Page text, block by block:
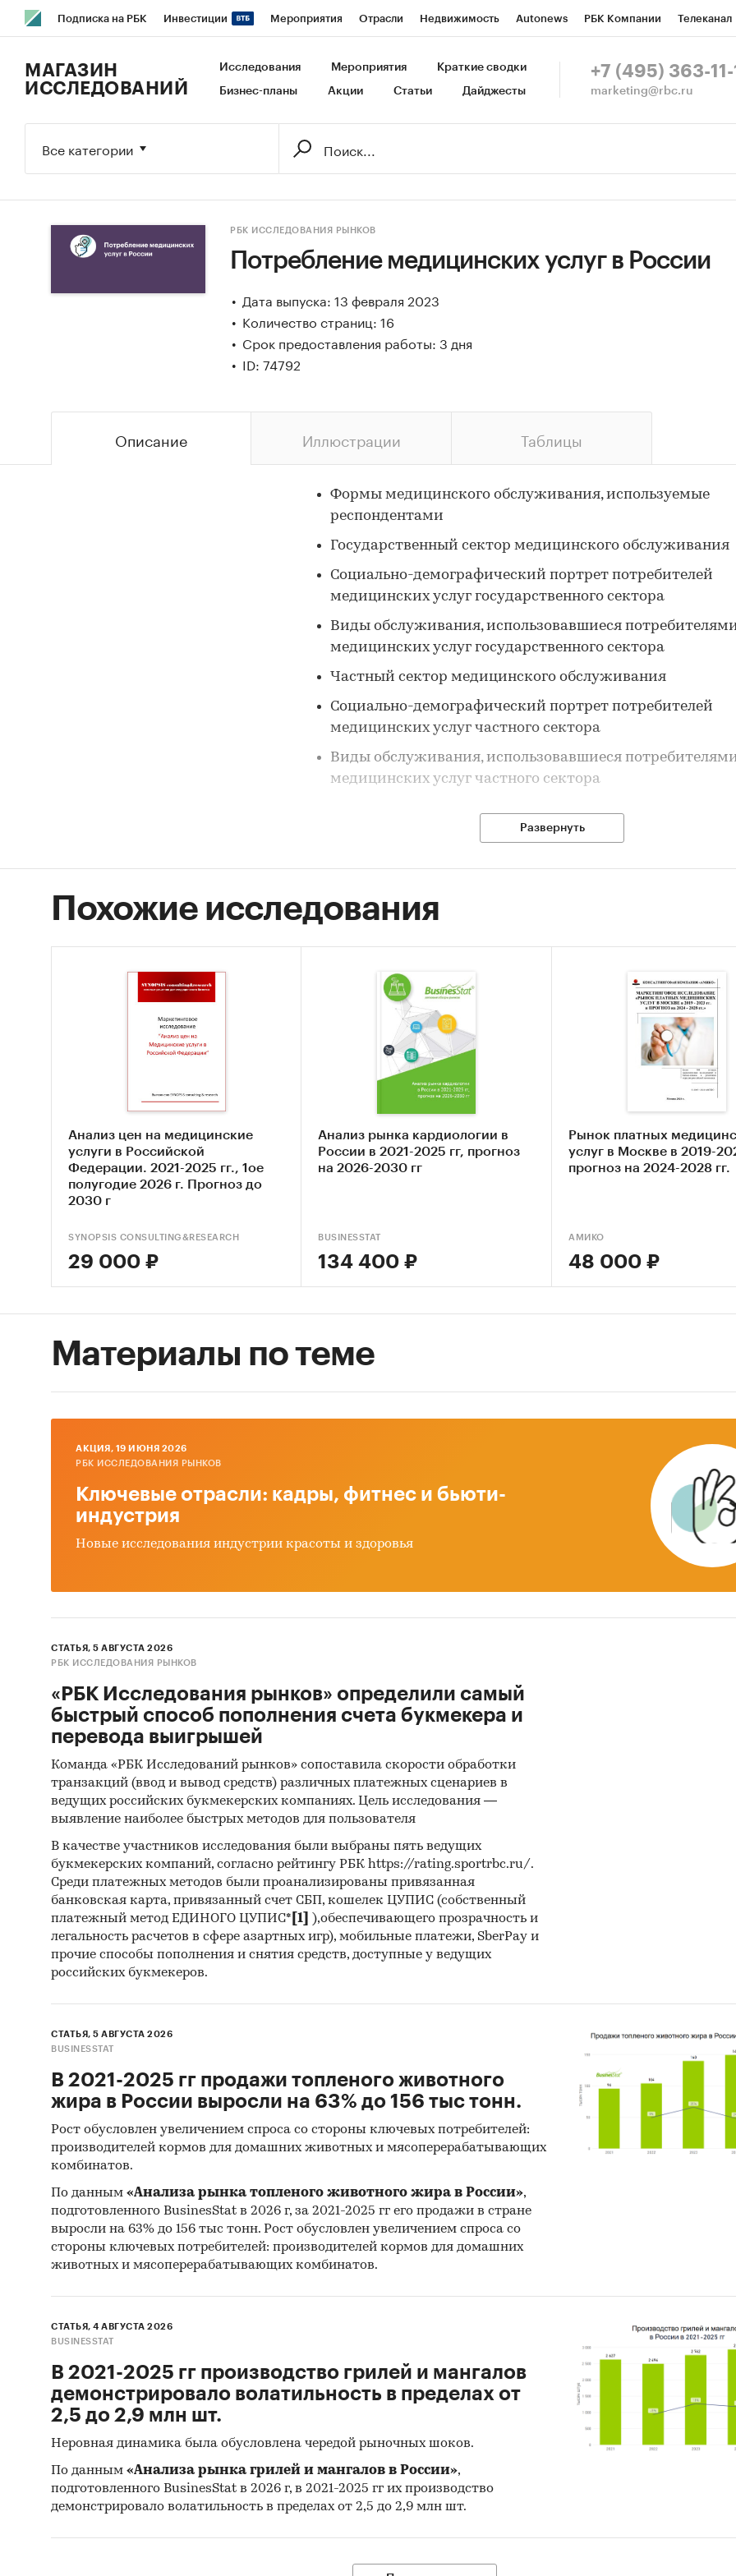
Подписка на РБК Инвестиции Мероприятия Отрасли Недвижимость Autonews РБК Компании Телеканал
Исследования Кредитные рейтинги Франшизы Газета Спецпроекты СПб Конференции СПб Спецпроекты
МАГАЗИН
ИССЛЕДОВАНИЙ
Исследования Мероприятия Краткие сводки
Бизнес-планы Акции Статьи Дайджесты
+7 (495) 363-11-
marketing@rbc.ru
Все категории
РБК ИССЛЕДОВАНИЯ РЫНКОВ
Потребление медицинских услуг в России
Дата выпуска: 13 февраля 2023
Количество страниц: 16
Срок предоставления работы: 3 дня
ID: 74792
Описание Иллюстрации Таблицы
Формы медицинского обслуживания, используемые
респондентами
Государственный сектор медицинского обслуживания
Социально-демографический портрет потребителей
медицинских услуг государственного сектора
Виды обслуживания, использовавшиеся
медицинских услуг государственного сектора
Частный сектор медицинского обслуживания
Социально-демографический портрет потребителей
медицинских услуг частного сектора
Виды обслуживания, использовавшиеся
медицинских услуг частного сектора
Потребительские услуги
Частная медицина
Развернуть
Похожие исследования
Анализ цен на медицинские
услуги в Российской
Федерации. 2021-2025 гг., 1ое
полугодие 2026 г. Прогноз до
2030 г
SYNOPSIS CONSULTING&RESEARCH
29 000 ₽
Анализ рынка кардиологии в
России в 2021-2025 гг, прогноз
на 2026-2030 гг
BUSINESSTAT
134 400 ₽
Рынок платных
услуг в Москве в 2019-
прогноз на 2024-2028 гг.
АМИКО
48 000 ₽
Материалы по теме
AКЦИЯ, 19 ИЮНЯ 2026
РБК ИССЛЕДОВАНИЯ РЫНКОВ
Ключевые отрасли: кадры, фитнес и бьюти-
индустрия
Новые исследования индустрии красоты и здоровья
СТАТЬЯ, 5 АВГУСТА 2026
РБК ИССЛЕДОВАНИЯ РЫНКОВ
«РБК Исследования рынков» определили самый
быстрый способ пополнения счета букмекера и
перевода выигрышей
Команда «РБК Исследований рынков» сопоставила скорости обработки
транзакций (ввод и вывод средств) различных платежных сценариев в
ведущих российских букмекерских компаниях. Цель исследования —
выявление наиболее быстрых методов для пользователя
В качестве участников исследования были выбраны пять ведущих
букмекерских компаний, согласно рейтингу РБК https://rating.sportrbc.ru/.
Среди платежных методов были проанализированы привязанная
банковская карта, привязанный счет СБП, кошелек ЦУПИС (собственный
платежный метод ЕДИНОГО ЦУПИС* [1]
),обеспечивающего прозрачность и
легальность расчетов в сфере азартных игр), мобильные платежи, SberPay и
прочие способы пополнения и снятия средств, доступные у ведущих
российских букмекеров.
СТАТЬЯ, 5 АВГУСТА 2026
BUSINESSTAT
В 2021-2025 гг продажи топленого животного
жира в России выросли на 63% до 156 тыс тонн.
Рост обусловлен увеличением спроса со стороны ключевых потребителей:
производителей кормов для домашних животных и мясоперерабатывающих
комбинатов.
По данным «Анализа рынка топленого животного жира в России»,
подготовленного BusinesStat в 2026 г, за 2021-2025 гг его продажи в стране
выросли на 63% до 156 тыс тонн. Рост обусловлен увеличением спроса со
стороны ключевых потребителей: производителей кормов для домашних
животных и мясоперерабатывающих комбинатов.
СТАТЬЯ, 4 АВГУСТА 2026
BUSINESSTAT
В 2021-2025 гг производство грилей и мангалов
демонстрировало волатильность в пределах от
2,5 до 2,9 млн шт.
Неровная динамика была обусловлена чередой рыночных шоков.
По данным «Анализа рынка грилей и мангалов в России»,
подготовленного BusinesStat в 2026 г, в 2021-2025 гг их производство
демонстрировало волатильность в пределах от 2,5 до 2,9 млн шт.